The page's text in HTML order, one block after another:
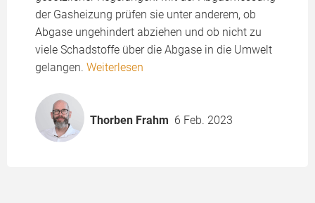
der Gasheizung prüfen sie unter anderem, ob
Abgase ungehindert abziehen und ob nicht zu
viele Schadstoffe über die Abgase in die Umwelt
gelangen. Weiterlesen
Thorben Frahm 6 Feb. 2023